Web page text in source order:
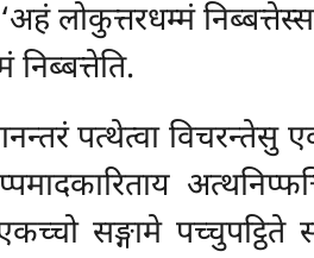
लोकुत्तरधम्मं
पत्थेत्वा विचरन्तेसु
एकच्चो सङ्गामे